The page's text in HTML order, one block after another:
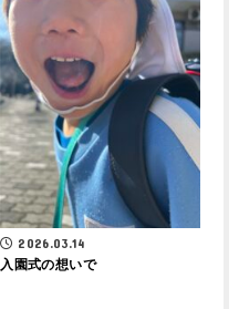
2026.03.14
入園式の想いで